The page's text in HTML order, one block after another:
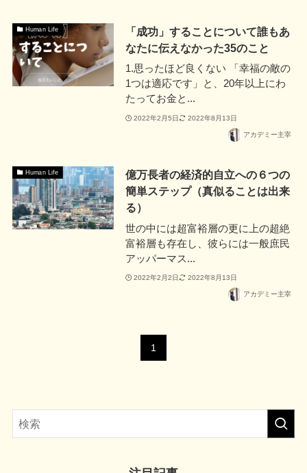
Human Life
「成功」することについて誰もあ
なたに伝えなかった35のこと
1.思ったほど良くない 「幸福の敵の
1つは適応です」と、20年以上にわ
たってお金と...
2022年2月5日 2022年8月13日
アカデミー主宰
Human Life
億万長者の経済的自立への６つの
簡単ステップ（真似ることは出来
る）
世の中には超富裕層の更に上の超絶
富裕層も存在し、彼らには一般庶民
アッパーマス...
2022年2月2日 2022年8月13日
アカデミー主宰
1